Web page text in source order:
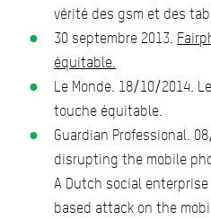
vérité des gsm et des
30 septembre 2013.
équitable.
Le Monde. 18/10/2014.
touche équitable.
Guardian Professional.
disrupting the mobile
A Dutch social
based attack on the